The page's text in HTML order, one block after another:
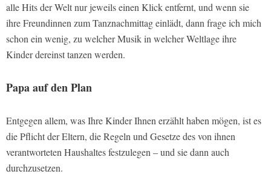
alle Hits der Welt nur jeweils einen Klick entfernt, und wenn sie
ihre Freundinnen zum Tanznachmittag einlädt, dann frage ich mich
schon ein wenig, zu welcher Musik in welcher Weltlage ihre
Kinder dereinst tanzen werden.
Papa auf den Plan
Entgegen allem, was Ihre Kinder Ihnen erzählt haben mögen, ist es
die Pflicht der Eltern, die Regeln und Gesetze des von ihnen
verantworteten Haushaltes festzulegen – und sie dann auch
durchzusetzen.